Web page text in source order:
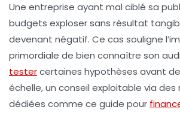
Une entreprise ayant mal ciblé sa
budgets exploser sans résultat
devenant négatif. Ce cas souligne
primordiale de bien connaître son
testercertaines hypothèses avant
échelle, un conseil exploitable via des
dédiées comme ce guide pour